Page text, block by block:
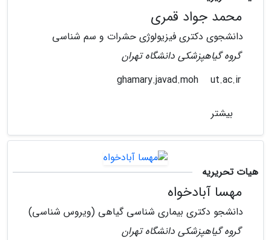
محمد جواد قمری
دانشجوی دکتری فیزیولوژی حشرات و سم شناسی
گروه گیاهپزشکی دانشگاه تهران
ut.ac.ir
بیشتر
هیات تحریریه
مهسا آبادخواه
دانشجو دکتری بیماری شناسی گیاهی (ویروس شناسی)
گروه گیاهپزشکی دانشگاه تهران